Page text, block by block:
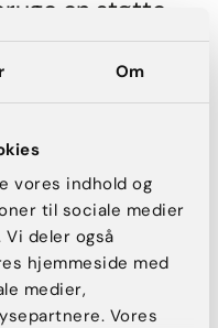
Om
vores indhold og
til sociale medier
deler også
hjemmeside med
medier,
Vores
en støtte-
retningslinjer:
uger efter
du ikke længere
mange af vores kunder
fortsat at sove med